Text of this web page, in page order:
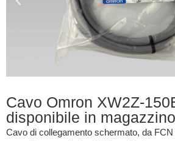
Cavo Omron XW2Z-
disponibile in magazzino
Cavo di collegamento schermato, da